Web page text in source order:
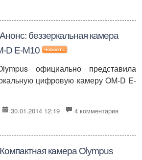
Анонс: беззеркальная камера
D E-M10
официально представила
цифровую камеру OM-D E-
30.01.2014 12:19 4 комментария
Компактная камера Olympus